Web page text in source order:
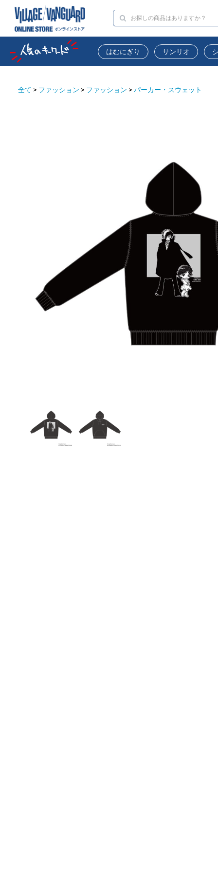
はむにぎり サンリオ
全て > ファッション > ファッション > パーカー・スウェット